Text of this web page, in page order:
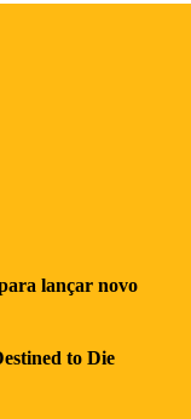
lançar novo
to Die